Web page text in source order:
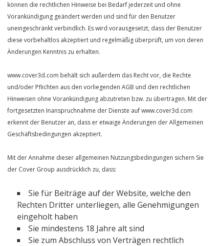
können die rechtlichen Hinweise bei Bedarf jederzeit und ohne
Vorankündigung geändert werden und sind für den Benutzer
uneingeschränkt verbindlich. Es wird vorausgesetzt, dass der Benutzer
diese vorbehaltlos akzeptiert und regelmäßig überprüft, um von deren
Änderungen Kenntnis zu erhalten.
www.cover3d.com behält sich außerdem das Recht vor, die Rechte
und/oder Pflichten aus den vorliegenden AGB und den rechtlichen
Hinweisen ohne Vorankündigung abzutreten bzw. zu übertragen. Mit der
fortgesetzten Inanspruchnahme der Dienste auf www.cover3d.com
erkennt der Benutzer an, dass er etwaige Änderungen der Allgemeinen
Geschäftsbedingungen akzeptiert.
Mit der Annahme dieser allgemeinen Nutzungsbedingungen sichern Sie
der Cover Group ausdrücklich zu, dass:
Sie für Beiträge auf der Website, welche den
Rechten Dritter unterliegen, alle Genehmigungen
eingeholt haben
Sie mindestens 18 Jahre alt sind
Sie zum Abschluss von Verträgen rechtlich